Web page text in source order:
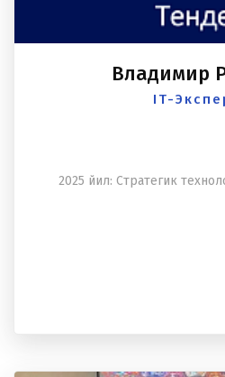
Владимир
IT-
2025 йил: Cтратегик